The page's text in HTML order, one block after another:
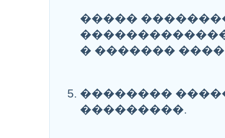
�����
� �������
��������
���������.